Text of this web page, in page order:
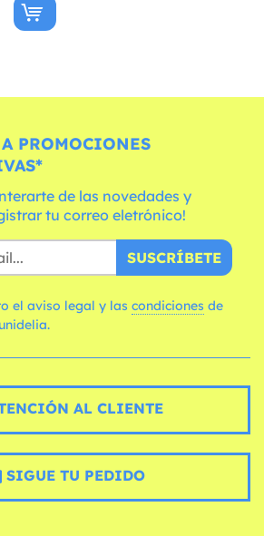
PROMOCIONES
de las novedades y
tu correo eletrónico!
SUSCRÍBETE
el aviso legal y las condiciones
AL CLIENTE
SIGUE TU PEDIDO